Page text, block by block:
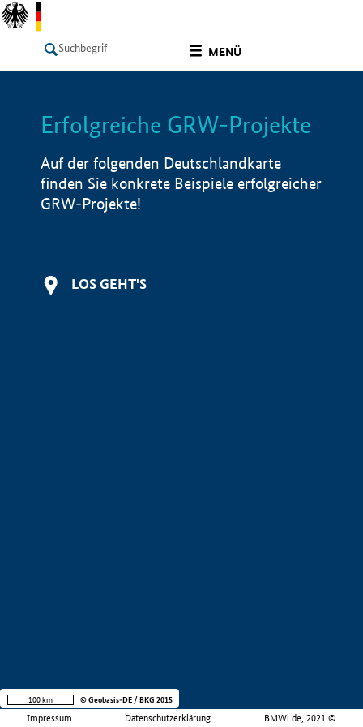
MENÜ
LISTE Info
Erfolgreiche GRW-Projekte
Auf der folgenden Deutschlandkarte
finden Sie konkrete Beispiele erfolgreicher
GRW-Projekte!
LOS GEHT'S
Impressum Datenschutzerklärung BMWi.de, 2021 ©
100 km © Geobasis-DE / BKG 2015